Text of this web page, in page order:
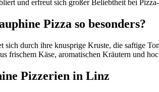
und erfreut sich großer Beliebtheit bei
Pizza so besonders?
sich durch ihre knusprige Kruste, die saftige
frischem Käse, aromatischen Kräutern und
Pizzerien in Linz